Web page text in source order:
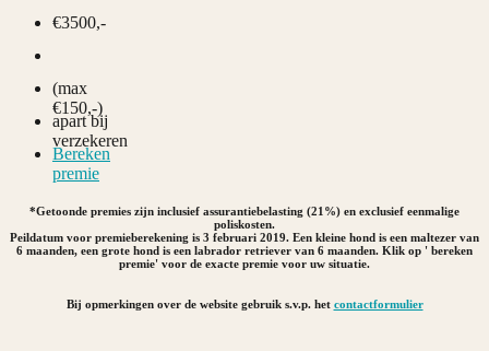
€3500,-
(max
€150,-)
apart bij
verzekeren
Bereken
premie
*Getoonde premies zijn inclusief assurantiebelasting (21%) en exclusief eenmalige
poliskosten.
Peildatum voor premieberekening is 3 februari 2019. Een kleine hond is een maltezer van
6 maanden, een grote hond is een labrador retriever van 6 maanden. Klik op ' bereken
premie' voor de exacte premie voor uw situatie.
Bij opmerkingen over de website gebruik s.v.p. het contactformulier